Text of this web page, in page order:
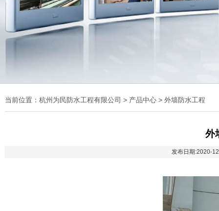
当前位置： 杭州为民防水工程有限公司 > 产品中心 > 外墙防水工程
外
发布日期:2020-